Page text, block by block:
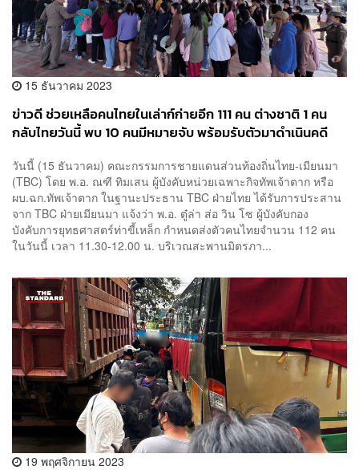
15 ธันวาคม 2023
ข่าวดี ช่วยเหลือคนไทยในเล่าก์ก่ายอีก 111 คน ต่างชาติ 1 คน
กลับไทยวันนี้ พบ 10 คนมีหมายจับ พร้อมรับตัวมาดำเนินคดี
วันนี้ (15 ธันวาคม) คณะกรรมการชายแดนส่วนท้องถิ่นไทย-เมียนมา
(TBC) โดย พ.อ. ณฑี ทิมเสน ผู้บังคับหน่วยเฉพาะกิจทัพเจ้าตาก หรือ
ผบ.ฉก.ทัพเจ้าตาก ในฐานะประธาน TBC ฝ่ายไทย ได้รับการประสาน
จาก TBC ฝ่ายเมียนมา แจ้งว่า พ.อ. ตู๋ล่า ส่อ วิน โซ ผู้บังคับกอง
บังคับการยุทธศาสตร์ท่าขี้เหล็ก กำหนดส่งตัวคนไทยจำนวน 112 คน
ในวันนี้ เวลา 11.30-12.00 น. บริเวณสะพานมิตรภา...
19 พฤศจิกายน 2023